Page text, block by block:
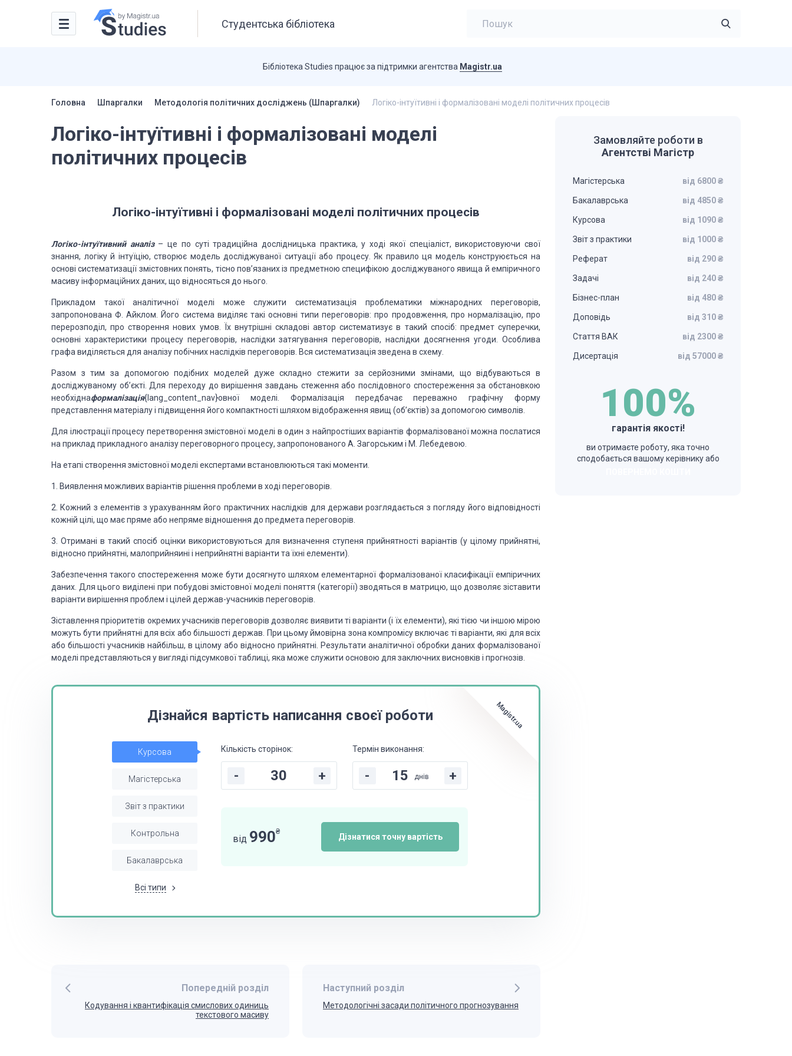
Студентська бібліотека
Бібліотека Studies працює за підтримки агентства Magistr.ua
Головна Шпаргалки Методологія політичних досліджень (Шпаргалки) Логіко-інтуїтивні і формалізовані моделі політичних процесів
Логіко-інтуїтивні і формалізовані моделі
політичних процесів
Логіко-інтуїтивні і формалізовані моделі політичних процесів
Логіко-інтуїтивний аналіз– це по суті традиційна дослідницька практика, у ході якої спеціаліст, використовуючи свої
знання, логіку й інтуїцію, створює модель досліджуваної ситуації або процесу. Як правило ця модель конструюється на
основі систематизації змістовних понять, тісно пов’язаних із предметною специфікою досліджуваного явища й емпіричного
масиву інформаційних даних, що відносяться до нього.
Прикладом такої аналітичної моделі може служити систематизація проблематики міжнародних переговорів,
запропонована Ф. Айклом. Його система виділяє такі основні типи переговорів: про продовження, про нормалізацію, про
перерозподіл, про створення нових умов. Їх внутрішні складові автор систематизує в такий спосіб: предмет суперечки,
основні характеристики процесу переговорів, наслідки затягування переговорів, наслідки досягнення угоди. Особлива
графа виділяється для аналізу побічних наслідків переговорів. Вся систематизація зведена в схему.
Разом з тим за допомогою подібних моделей дуже складно стежити за серйозними змінами, що відбуваються в
досліджуваному об’єкті. Для переходу до вирішення завдань стеження або послідовного спостереження за обстановкою
необхіднаформалізація{lang_content_nav}овної моделі. Формалізація передбачає переважно графічну форму
представлення матеріалу і підвищення його компактності шляхом відображення явищ (об’єктів) за допомогою символів.
Для ілюстрації процесу перетворення змістовної моделі в один з найпростіших варіантів формалізованої можна послатися
на приклад прикладного аналізу переговорного процесу, запропонованого А. Загорським і М. Лебедевою.
На етапі створення змістовної моделі експертами встановлюються такі моменти.
1. Виявлення можливих варіантів рішення проблеми в ході переговорів.
2. Кожний з елементів з урахуванням його практичних наслідків для держави розглядається з погляду його відповідності
кожній цілі, що має пряме або непряме відношення до предмета переговорів.
3. Отримані в такий спосіб оцінки використовуються для визначення ступеня прийнятності варіантів (у цілому прийнятні,
відносно прийнятні, малоприйняині і неприйнятні варіанти та їхні елементи).
Забезпечення такого спостереження може бути досягнуто шляхом елементарної формалізованої класифікації емпіричних
даних. Для цього виділені при побудові змістовної моделі поняття (категорії) зводяться в матрицю, що дозволяє зіставити
варіанти вирішення проблем і цілей держав-учасників переговорів.
Зіставлення пріоритетів окремих учасників переговорів дозволяє виявити ті варіанти (і їх елементи), які тією чи іншою мірою
можуть бути прийнятні для всіх або більшості держав. При цьому ймовірна зона компромісу включає ті варіанти, які для всіх
або більшості учасників найбільш, в цілому або відносно прийнятні. Результати аналітичної обробки даних формалізованої
моделі представляються у вигляді підсумкової таблиці, яка може служити основою для заключних висновків і прогнозів.
Magistr.ua
Дізнайся вартість написання своєї роботи
Курсова
Магістерська
Звіт з практики
Контрольна
Бакалаврська
Всі типи
Кількість сторінок:
- +
Термін виконання:
- днів +
від 990₴
Дізнатися точну вартість
Попередній розділ
Кодування і квантифікація смислових одиниць
текстового масиву
Наступний розділ
Методологічні засади політичного прогнозування
Замовляйте роботи в
Агентстві Магістр
Магістерська від 6800 ₴
Бакалаврська від 4850 ₴
Курсова від 1090 ₴
Звіт з практики від 1000 ₴
Реферат від 290 ₴
Задачі від 240 ₴
Бізнес-план від 480 ₴
Доповідь від 310 ₴
Стаття ВАК від 2300 ₴
Дисертація від 57000 ₴
100%
гарантія якості!
ви отримаєте роботу, яка точно
сподобається вашому керівнику або